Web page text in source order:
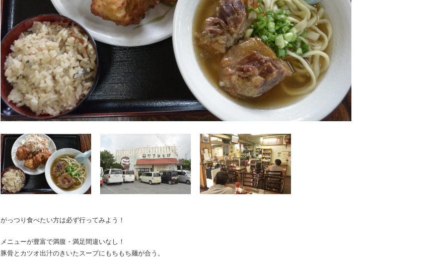
がっつり食べたい方は必ず行ってみよう！
メニューが豊富で満腹・満足間違いなし！
豚骨とカツオ出汁のきいたスープにもちもち麺が合う。